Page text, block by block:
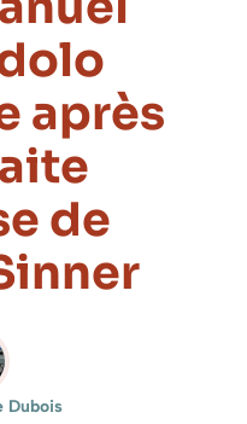
après
de
Dubois